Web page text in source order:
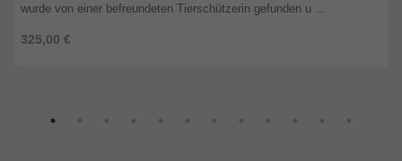
325,00 €
wurde von einer befreundeten Tierschützerin gefunden u ...